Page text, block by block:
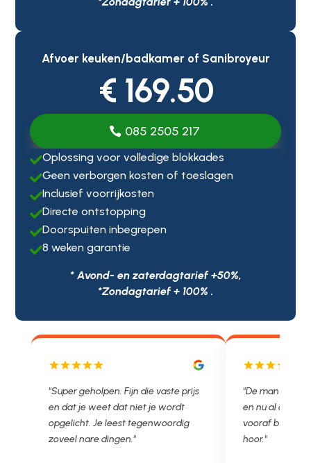
Afvoer keuken/badkamer of Sanibroyeur
€ 169.50
085 2505 217
Oplossing voor volledige blokkades
Geen verborgen kosten of toeslagen
Inclusief voorrijkosten
Directe ontstopping
Doorspuiten inbegrepen
8 weken garantie
* Avond- en zaterdagtarief +50%,
*Zondagtarief + 100% .
"De man rijden net weg. 11.00 gebeld
en nu al opgelost voor een vast en
vooraf besproken tarief. Lekker
hoor."
"Wat een fijn
met een
je niet zo goed
Ontstoppen.nl